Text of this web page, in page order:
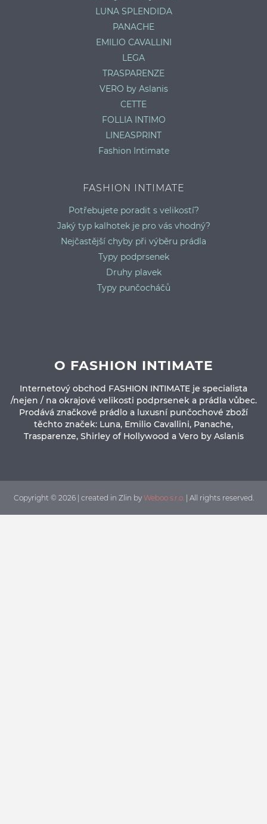
LUNA SPLENDIDA
PANACHE
EMILIO CAVALLINI
LEGA
TRASPARENZE
VERO by Aslanis
CETTE
FOLLIA INTIMO
LINEASPRINT
Fashion Intimate
FASHION INTIMATE
Potřebujete poradit s velikostí?
Jaký typ kalhotek je pro vás vhodný?
Nejčastější chyby při výběru prádla
Typy podprsenek
Druhy plavek
Typy punčocháčů
O FASHION INTIMATE
Internetový obchod FASHION INTIMATE je specialista
/nejen / na okrajové velikosti podprsenek a prádla vůbec.
Prodává značkové prádlo a luxusní punčochové zboží
těchto značek: Luna, Emilio Cavallini, Panache,
Trasparenze, Shirley of Hollywood a Vero by Aslanis
Copyright © 2026 | created in Zlin by Weboo s.r.o. | All rights reserved.